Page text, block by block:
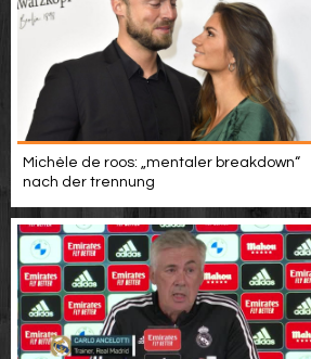
Michèle de roos: „mentaler breakdown“
nach der trennung